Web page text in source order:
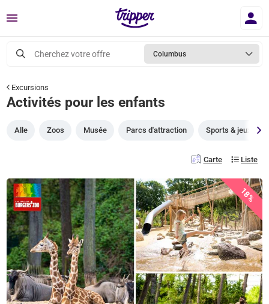
Menu
Cherchez votre offre Columbus
Excursions
Activités pour les enfants
Alle Zoos Musée Parcs d'attraction Sports & jeux
Carte Liste
18%